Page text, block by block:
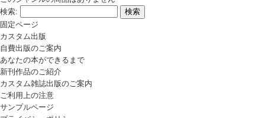
検索:
固定ページ
カスタム出版
自費出版のご案内
あなたの本ができるまで
新刊作品のご紹介
カスタム雑誌出版のご案内
ご利用上の注意
サンプルページ